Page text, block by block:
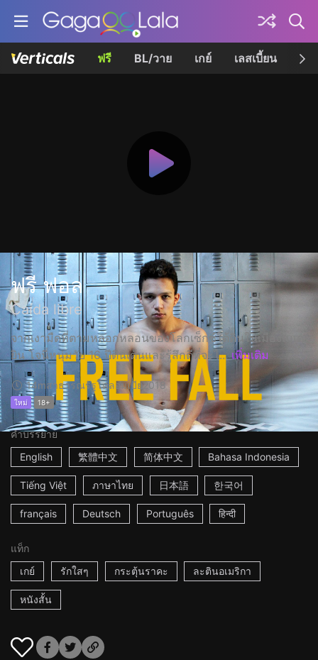
ฟรี BL/วาย เกย์ เลสเบี้ยน เค
ฟรี ฟอล
Caída libre
จากเงามืดที่ตามหลอกหลอนของโลกเซ็กซ์ใต้ดินในเมืองเมเด
ยิน โจนี่หนุ่มวัย 16 ปีตื่นเต้นและรู้สึกดีที่จะไ... เพิ่มเติม
14mสาธารณรัฐโคลอมเบีย2018
ใหม่ 18+
คำบรรยาย
English
繁體中文 简体中文 Bahasa Indonesia
Tiếng Việt ภาษาไทย 日本語 한국어
français Deutsch Português हिन्दी
แท็ก
เกย์
รักใสๆ กระตุ้นราคะ ละตินอเมริกา
หนังสั้น